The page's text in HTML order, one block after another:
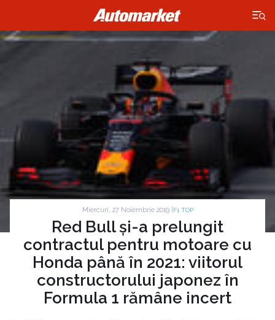
×
Miercuri, 27 Noiembrie 2019 | F1 TOP
Red Bull și-a prelungit
contractul pentru motoare cu
Honda până în 2021: viitorul
constructorului japonez în
Formula 1 rămâne incert